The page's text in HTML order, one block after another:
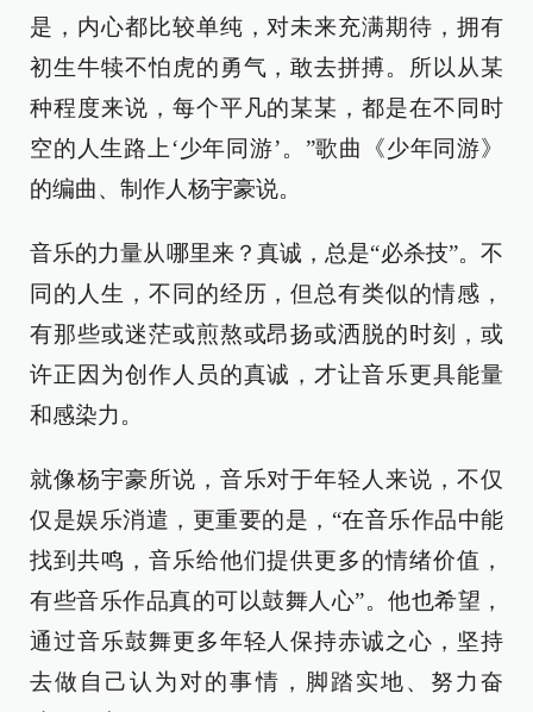
是，内心都比较单纯，对未来充满期待，拥有
初生牛犊不怕虎的勇气，敢去拼搏。所以从某
种程度来说，每个平凡的某某，都是在不同时
空的人生路上‘少年同游’。”歌曲《少年同游》
的编曲、制作人杨宇豪说。
音乐的力量从哪里来？真诚，总是“必杀技”。不
同的人生，不同的经历，但总有类似的情感，
有那些或迷茫或煎熬或昂扬或洒脱的时刻，或
许正因为创作人员的真诚，才让音乐更具能量
和感染力。
就像杨宇豪所说，音乐对于年轻人来说，不仅
仅是娱乐消遣，更重要的是，“在音乐作品中能
找到共鸣，音乐给他们提供更多的情绪价值，
有些音乐作品真的可以鼓舞人心”。他也希望，
通过音乐鼓舞更多年轻人保持赤诚之心，坚持
去做自己认为对的事情，脚踏实地、努力奋